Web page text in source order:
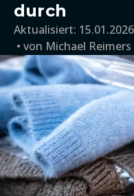
durch
Aktualisiert:
von Michael Reimers